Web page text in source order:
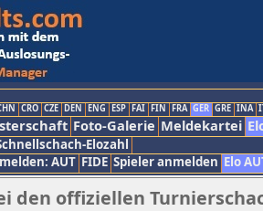
CRO CZE DEN ENG ESP FAI FIN FRA GER GRE INA
Foto-Galerie Meldekartei
Elozahl
AUT FIDE Spieler anmelden Elo
den offiziellen